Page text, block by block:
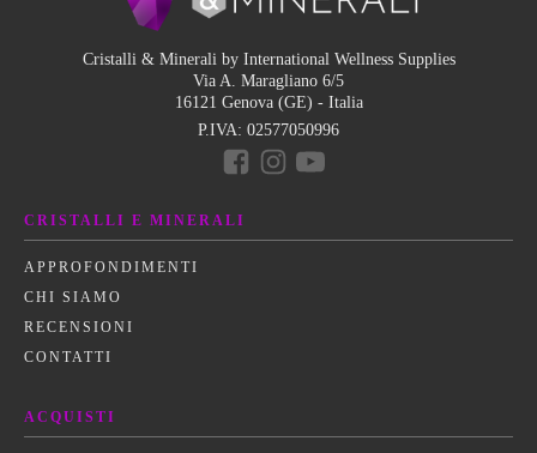
Cristalli & Minerali by International Wellness Supplies
Via A. Maragliano 6/5
16121 Genova (GE) - Italia
P.IVA: 02577050996
CRISTALLI E MINERALI
APPROFONDIMENTI
CHI SIAMO
RECENSIONI
CONTATTI
ACQUISTI